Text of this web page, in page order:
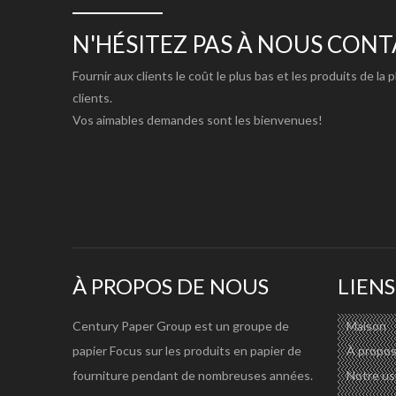
Utilisation : principalement pour le carton, le carton, le
3) TEST DE LA CARTE DE REVÊTEMENT
Fabriqué avec de la pâte OCC 100 % importée,
Utilisation : Principalement pour la couche ondulée de
Carton doublure kraft
120/125/140/150/
Test du carton doublure
120/125/140/150/
Milieu ondulé
42/45/70/80/90/
N'HÉSITEZ PAS À NOUS
Fournir aux clients le coût le plus bas et les produits de
clients.
Vos aimables demandes sont les bienvenues!
À PROPOS DE NOUS
Century Paper Group est un groupe de
papier Focus sur les produits en papier de
fourniture pendant de nombreuses années.
Maison
À
Notre